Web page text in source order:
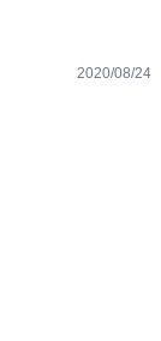
2020/08/24